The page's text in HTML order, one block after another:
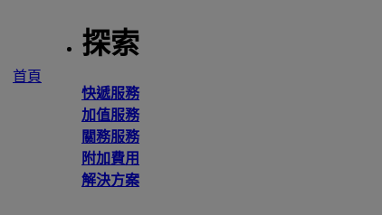
首頁
探索
快遞服務
加值服務
關務服務
附加費用
解決方案